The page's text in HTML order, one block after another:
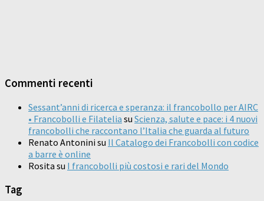
Commenti recenti
Sessant’anni di ricerca e speranza: il francobollo per AIRC
• Francobolli e Filatelia su Scienza, salute e pace: i 4 nuovi
francobolli che raccontano l’Italia che guarda al futuro
Renato Antonini su Il Catalogo dei Francobolli con codice
a barre è online
Rosita su I francobolli più costosi e rari del Mondo
Tag